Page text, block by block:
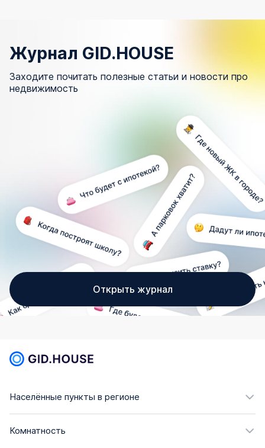
Журнал GID.HOUSE
Заходите почитать полезные статьи и новости про
недвижимость
Открыть журнал
Населённые пункты в регионе
Комнатность